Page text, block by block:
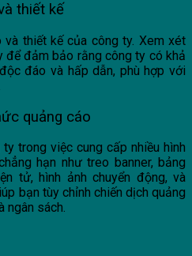
thiết kế
thiết kế của công ty. Xem xét
để đảm bảo rằng công ty có khả
đáo và hấp dẫn, phù hợp với
quảng cáo
trong việc cung cấp nhiều hình
hạn như treo banner, bảng
tử, hình ảnh chuyển động, và
bạn tùy chỉnh chiến dịch quảng
ngân sách.